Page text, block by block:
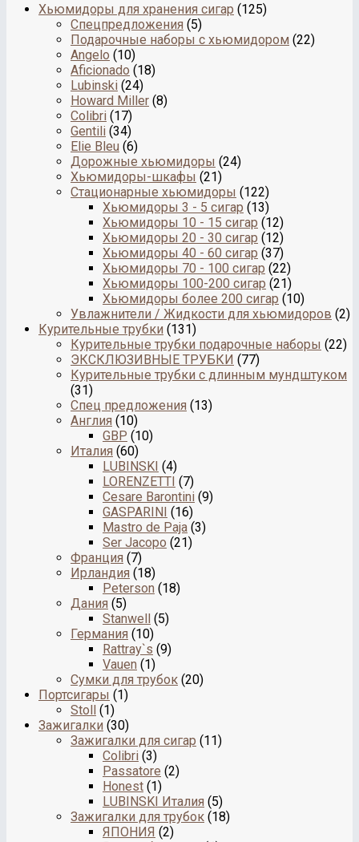
Хьюмидоры для хранения сигар (125)
Спецпредложения (5)
Подарочные наборы с хьюмидором (22)
Angelo (10)
Aficionado (18)
Lubinski (24)
Howard Miller (8)
Colibri (17)
Gentili (34)
Elie Bleu (6)
Дорожные хьюмидоры (24)
Хьюмидоры-шкафы (21)
Стационарные хьюмидоры (122)
Хьюмидоры 3 - 5 сигар (13)
Хьюмидоры 10 - 15 сигар (12)
Хьюмидоры 20 - 30 сигар (12)
Хьюмидоры 40 - 60 сигар (37)
Хьюмидоры 70 - 100 сигар (22)
Хьюмидоры 100-200 сигар (21)
Хьюмидоры более 200 сигар (10)
Увлажнители / Жидкости для хьюмидоров (2)
Курительные трубки (131)
Курительные трубки подарочные наборы (22)
ЭКСКЛЮЗИВНЫЕ ТРУБКИ (77)
Курительные трубки с длинным мундштуком
(31)
Спец предложения (13)
Англия (10)
GBP (10)
Италия (60)
LUBINSKI (4)
LORENZETTI (7)
Cesare Barontini (9)
GASPARINI (16)
Mastro de Paja (3)
Ser Jacopo (21)
Франция (7)
Ирландия (18)
Peterson (18)
Дания (5)
Stanwell (5)
Германия (10)
Rattray`s (9)
Vauen (1)
Сумки для трубок (20)
Портсигары (1)
Stoll (1)
Зажигалки (30)
Зажигалки для сигар (11)
Colibri (3)
Passatore (2)
Honest (1)
LUBINSKI Италия (5)
Зажигалки для трубок (18)
ЯПОНИЯ (2)